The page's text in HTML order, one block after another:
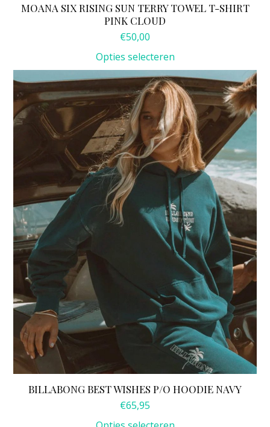
MOANA SIX RISING SUN TERRY TOWEL T-SHIRT
PINK CLOUD
€50,00
Opties selecteren
BILLABONG BEST WISHES P/O HOODIE NAVY
€65,95
Dit
product
heeft
meerdere
variaties.
gekozen
worden
op
de
productpagina